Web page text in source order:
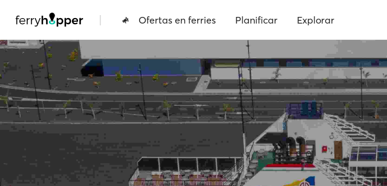
| Ofertas en ferries Planificar Explorar